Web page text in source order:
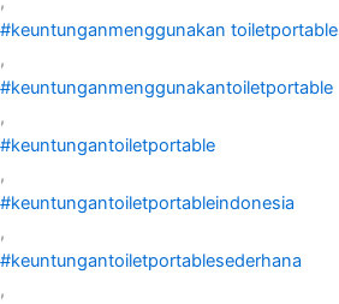
#keuntunganmenggunakan toiletportable
,
#keuntunganmenggunakantoiletportable
,
#keuntungantoiletportable
,
#keuntungantoiletportableindonesia
,
#keuntungantoiletportablesederhana
,